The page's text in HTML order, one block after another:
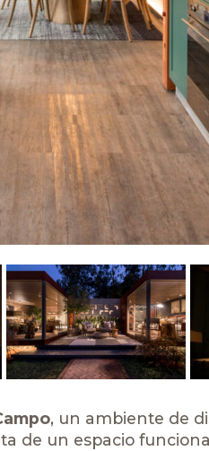
, un ambiente de
de un espacio